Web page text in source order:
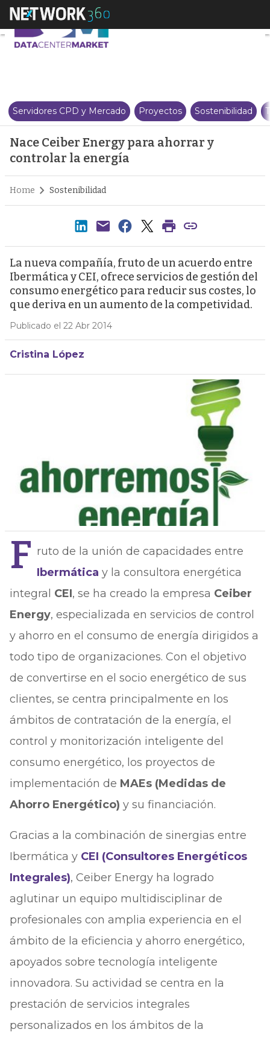
Nace Ceiber Energy para
Servidores CPD y Mercado Proyectos Sostenibilidad
Nace Ceiber Energy para ahorrar y
controlar la energía
Home Sostenibilidad
La nueva compañía, fruto de un acuerdo entre
Ibermática y CEI, ofrece servicios de gestión del
consumo energético para reducir sus costes, lo
que deriva en un aumento de la competividad.
Publicado el 22 Abr 2014
Cristina López
F ruto de la unión de capacidades entre
Ibermática y la consultora energética
integral CEI, se ha creado la empresa Ceiber
Energy, especializada en servicios de control
y ahorro en el consumo de energía dirigidos a
todo tipo de organizaciones. Con el objetivo
de convertirse en el socio energético de sus
clientes, se centra principalmente en los
ámbitos de contratación de la energía, el
control y monitorización inteligente del
consumo energético, los proyectos de
implementación de MAEs (Medidas de
Ahorro Energético) y su financiación.
Gracias a la combinación de sinergias entre
Ibermática y CEI (Consultores Energéticos
Integrales), Ceiber Energy ha logrado
aglutinar un equipo multidisciplinar de
profesionales con amplia experiencia en el
ámbito de la eficiencia y ahorro energético,
apoyados sobre tecnología inteligente
innovadora. Su actividad se centra en la
prestación de servicios integrales
personalizados en los ámbitos de la